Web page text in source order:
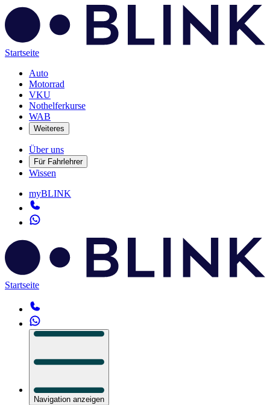
Startseite
Auto
Motorrad
VKU
Nothelferkurse
WAB
Weiteres
Über uns
Für Fahrlehrer
Wissen
myBLINK
Startseite
Navigation anzeigen